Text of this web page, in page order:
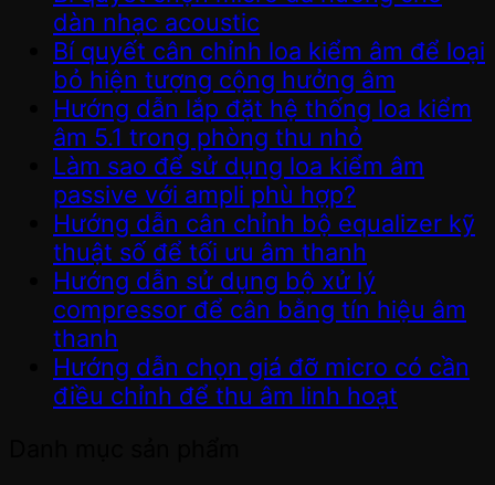
dàn nhạc acoustic
Bí quyết cân chỉnh loa kiểm âm để loại
bỏ hiện tượng cộng hưởng âm
Hướng dẫn lắp đặt hệ thống loa kiểm
âm 5.1 trong phòng thu nhỏ
Làm sao để sử dụng loa kiểm âm
passive với ampli phù hợp?
Hướng dẫn cân chỉnh bộ equalizer kỹ
thuật số để tối ưu âm thanh
Hướng dẫn sử dụng bộ xử lý
compressor để cân bằng tín hiệu âm
thanh
Hướng dẫn chọn giá đỡ micro có cần
điều chỉnh để thu âm linh hoạt